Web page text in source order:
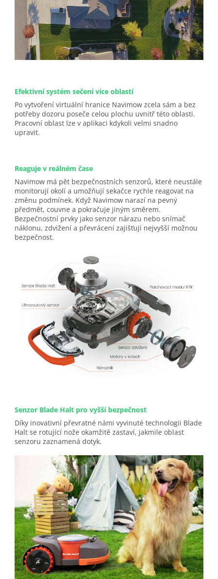
Efektivní systém sečení více oblastí
Po vytvoření virtuální hranice Navimow zcela sám a bez
potřeby dozoru poseče celou plochu uvnitř této oblasti.
Pracovní oblast lze v aplikaci kdykoli velmi snadno
upravit.
Reaguje v reálném čase
Navimow má pět bezpečnostních senzorů, které neustále
monitorují okolí a umožňují sekačce rychle reagovat na
změnu podmínek. Když Navimow narazí na pevný
předmět, couvne a pokračuje jiným směrem.
Bezpečnostní prvky jako senzor nárazu nebo snímač
náklonu, zdvižení a převrácení zajišťují nejvyšší možnou
bezpečnost.
Senzor Blade Halt pro vyšší bezpečnost
Díky inovativní převratné námi vyvinuté technologii Blade
Halt se rotující nože okamžitě zastaví, jakmile oblast
senzoru zaznamená dotyk.